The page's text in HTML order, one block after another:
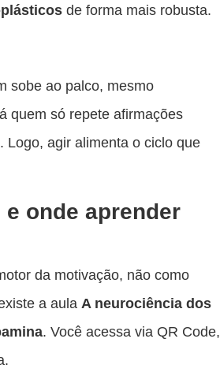
de forma mais robusta.
sobe ao palco, mesmo
quem só repete afirmações
Logo, agir alimenta o ciclo que
onde aprender
da motivação, não como
a aula A neurociência dos
. Você acessa via QR Code,